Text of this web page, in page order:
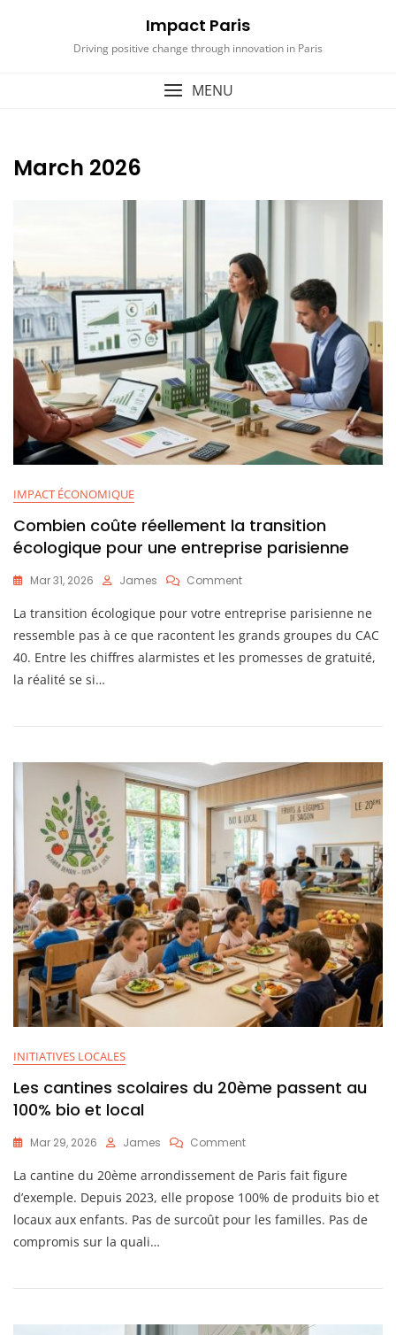
Impact Paris
Driving positive change through innovation in Paris
MENU
March 2026
IMPACT ÉCONOMIQUE
Combien coûte réellement la transition
écologique pour une entreprise parisienne
Mar 31, 2026 James CommentOn
Coûte
Réellement
La
Transition
Entreprise
La transition écologique pour votre entreprise parisienne ne
ressemble pas à ce que racontent les grands groupes du CAC
40. Entre les chiffres alarmistes et les promesses de gratuité,
la réalité se si…
INITIATIVES LOCALES
Les cantines scolaires du 20ème passent au
100% bio et local
Mar 29, 2026 James CommentOn
Cantines
Scolaires
20ème
Bio
Local
La cantine du 20ème arrondissement de Paris fait figure
d’exemple. Depuis 2023, elle propose 100% de produits bio et
locaux aux enfants. Pas de surcoût pour les familles. Pas de
compromis sur la quali…